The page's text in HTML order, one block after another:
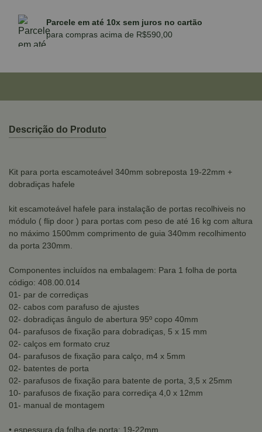
Parcele em até 10x sem juros no cartão
para compras acima de R$590,00
Descrição do Produto
Kit para porta escamoteável 340mm sobreposta 19-22mm +
dobradiças hafele
kit escamoteável hafele para instalação de portas recolhiveis no
módulo ( flip door ) para portas com peso de até 16 kg com altura
no máximo 1500mm comprimento de guia 340mm recolhimento
da porta 230mm.
Componentes incluídos na embalagem: Para 1 folha de porta
código: 408.00.014
01- par de corrediças
02- cabos com parafuso de ajustes
02- dobradiças ângulo de abertura 95º copo 40mm
04- parafusos de fixação para dobradiças, 5 x 15 mm
02- calços em formato cruz
04- parafusos de fixação para calço, m4 x 5mm
02- batentes de porta
02- parafusos de fixação para batente de porta, 3,5 x 25mm
10- parafusos de fixação para corrediça 4,0 x 12mm
01- manual de montagem
• espessura da folha de porta: 19-22mm